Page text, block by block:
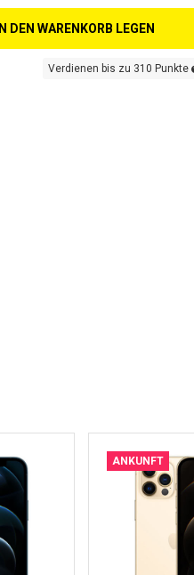
IN DEN WARENKORB LEGEN
Verdienen bis zu 310 Punkte
ANKUNFT